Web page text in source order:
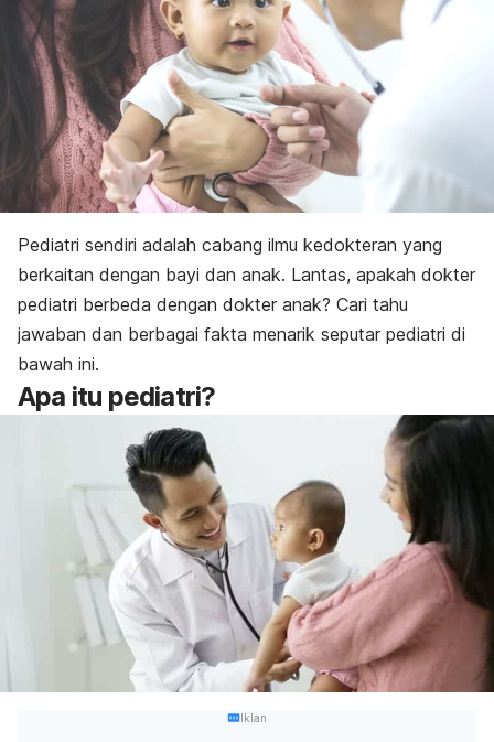
Pediatri sendiri adalah cabang ilmu kedokteran yang
berkaitan dengan bayi dan anak. Lantas, apakah dokter
pediatri berbeda dengan dokter anak? Cari tahu
jawaban dan berbagai fakta menarik seputar pediatri di
bawah ini.
Apa itu pediatri?
Iklan